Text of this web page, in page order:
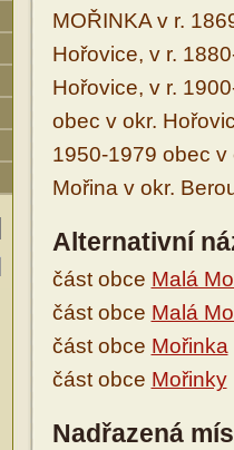
MOŘINKA v r.
Hořovice, v r.
Hořovice, v r.
obec v okr.
1950-1979 obec v
Mořina v okr.
Alternativní
část obce Malá
část obce Malá
část obce Mořinka
část obce Mořinky
Nadřazená